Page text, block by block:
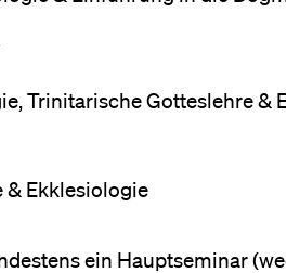
Trinitarische Gotteslehre &
& Ekklesiologie
ein Hauptseminar
Anmeldung und